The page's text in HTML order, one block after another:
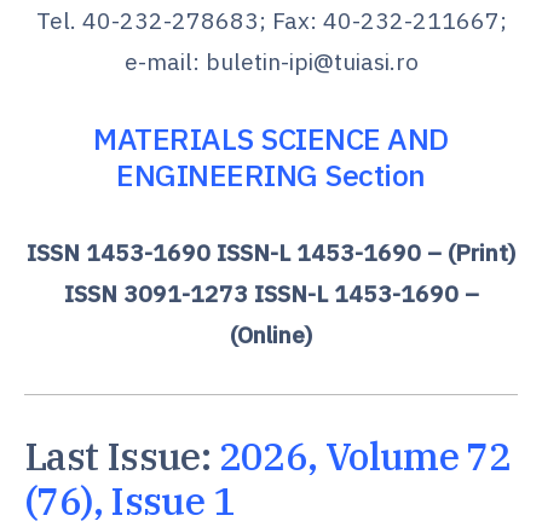
Tel. 40-232-278683; Fax: 40-232-211667;
e-mail: buletin-ipi@tuiasi.ro
MATERIALS SCIENCE AND
ENGINEERING Section
ISSN 1453-1690 ISSN-L 1453-1690 – (Print)
ISSN 3091-1273 ISSN-L 1453-1690 –
(Online)
Last Issue: 2026, Volume 72
(76), Issue 1